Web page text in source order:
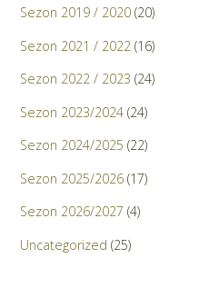
Sezon 2019 / 2020 (20)
Sezon 2021 / 2022 (16)
Sezon 2022 / 2023 (24)
Sezon 2023/2024 (24)
Sezon 2024/2025 (22)
Sezon 2025/2026 (17)
Sezon 2026/2027 (4)
Uncategorized (25)